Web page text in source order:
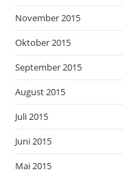
November 2015
Oktober 2015
September 2015
August 2015
Juli 2015
Juni 2015
Mai 2015